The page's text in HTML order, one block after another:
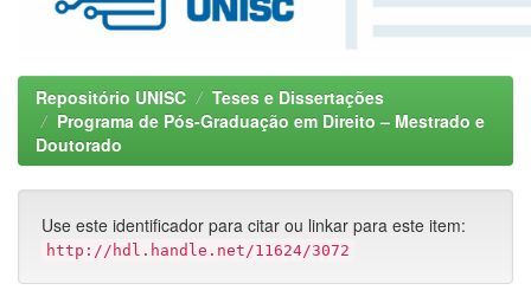
Repositório UNISC
Teses e Dissertações
Programa de Pós-Graduação em Direito – Mestrado e
Doutorado
Use este identificador para citar ou linkar para este item:
http://hdl.handle.net/11624/3072